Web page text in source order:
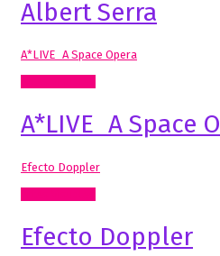
Albert Serra
A*LIVE_A Space Opera
A*LIVE_A Space
Efecto Doppler
Efecto Doppler